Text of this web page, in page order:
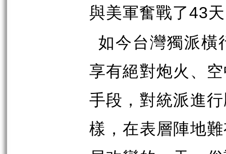
與美軍奮戰了43
如今台灣獨派橫
享有絕對炮火、
手段，對統派進
樣，在表層陣地